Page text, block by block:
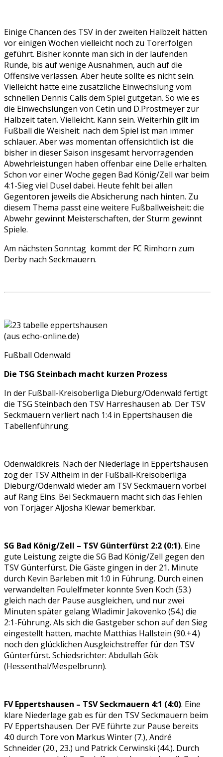
Einige Chancen des TSV in der zweiten Halbzeit hätten
vor einigen Wochen vielleicht noch zu Torerfolgen
geführt. Bisher konnte man sich in der laufenden
Runde, bis auf wenige Ausnahmen, auch auf die
Offensive verlassen. Aber heute sollte es nicht sein.
Vielleicht hätte eine zusätzliche Einwechslung vom
schnellen Dennis Calis dem Spiel gutgetan. So wie es
die Einwechslungen von Cetin und D.Prostmeyer zur
Halbzeit taten. Vielleicht. Kann sein. Weiterhin gilt im
Fußball die Weisheit: nach dem Spiel ist man immer
schlauer. Aber was momentan offensichtlich ist: die
bisher in dieser Saison insgesamt hervorragenden
Abwehrleistungen haben offenbar eine Delle erhalten.
Schon vor einer Woche gegen Bad König/Zell war beim
4:1-Sieg viel Dusel dabei. Heute fehlt bei allen
Gegentoren jeweils die Absicherung nach hinten. Zu
diesem Thema passt eine weitere Fußballweisheit: die
Abwehr gewinnt Meisterschaften, der Sturm gewinnt
Spiele.
Am nächsten Sonntag kommt der FC Rimhorn zum
Derby nach Seckmauern.
(aus echo-online.de)
Fußball Odenwald
Die TSG Steinbach macht kurzen Prozess
In der Fußball-Kreisoberliga Dieburg/Odenwald fertigt
die TSG Steinbach den TSV Harreshausen ab. Der TSV
Seckmauern verliert nach 1:4 in Eppertshausen die
Tabellenführung.
Odenwaldkreis. Nach der Niederlage in Eppertshausen
zog der TSV Altheim in der Fußball-Kreisoberliga
Dieburg/Odenwald wieder am TSV Seckmauern vorbei
auf Rang Eins. Bei Seckmauern macht sich das Fehlen
von Torjäger Aljosha Klewar bemerkbar.
SG Bad König/Zell – TSV Günterfürst 2:2 (0:1). Eine
gute Leistung zeigte die SG Bad König/Zell gegen den
TSV Günterfürst. Die Gäste gingen in der 21. Minute
durch Kevin Barleben mit 1:0 in Führung. Durch einen
verwandelten Foulelfmeter konnte Sven Koch (53.)
gleich nach der Pause ausgleichen, und nur zwei
Minuten später gelang Wladimir Jakovenko (54.) die
2:1-Führung. Als sich die Gastgeber schon auf den Sieg
eingestellt hatten, machte Matthias Hallstein (90.+4.)
noch den glücklichen Ausgleichstreffer für den TSV
Günterfürst. Schiedsrichter: Abdullah Gök
(Hessenthal/Mespelbrunn).
FV Eppertshausen – TSV Seckmauern 4:1 (4:0). Eine
klare Niederlage gab es für den TSV Seckmauern beim
FV Eppertshausen. Der FVE führte zur Pause bereits
4:0 durch Tore von Markus Winter (7.), André
Schneider (20., 23.) und Patrick Cerwinski (44.). Durch